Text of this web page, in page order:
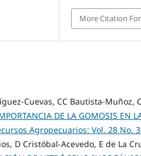
More Citation
Cuevas, CC Bautista-Muñoz,
DE LA GOMOSIS EN
Agropecuarios: Vol. 28 No.
D Cristóbal-Acevedo, E de La